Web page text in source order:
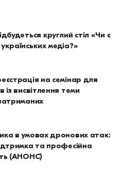
круглий стіл «Чи є
медіа?»
на семінар для
із висвітлення теми
в умовах дронових атак:
та професійна
(АНОНС)